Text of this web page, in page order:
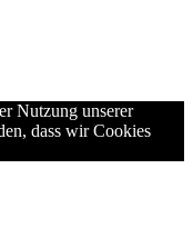
Nutzung unserer
dass wir Cookies